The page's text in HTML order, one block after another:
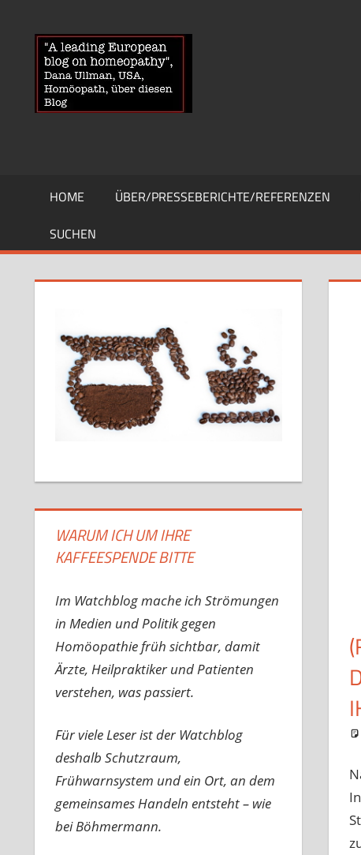
springen
News
über
Homöopathie
und
Globuli-
HOME ÜBER/PRESSEBERICHTE/REFERENZEN
SUCHEN
WARUM ICH UM IHRE
KAFFEESPENDE BITTE
Im Watchblog mache ich Strömungen
in Medien und Politik gegen
Homöopathie früh sichtbar, damit
Ärzte, Heilpraktiker und Patienten
verstehen, was passiert.
Für viele Leser ist der Watchblog
deshalb Schutzraum,
Frühwarnsystem und ein Ort, an dem
gemeinsames Handeln entsteht – wie
bei Böhmermann.